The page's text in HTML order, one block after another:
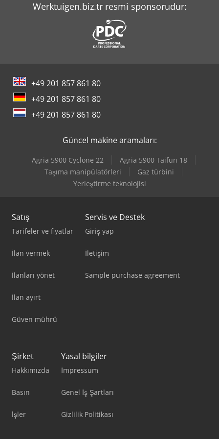
Linde L 10
Lissmac Sbm-L 1000 G1S2
Lissmac Sbm-M 1500 B2
Lns Tryton 112
Lvd Ppeb 400/61
Metallkraft Fsbm 1020-25 E
Okuma Genos L3000-E
Okuma Lt2000 Ex
Werktuigen.biz.tr resmi sponsorudur:
+49 201 857 861 80
+49 201 857 861 80
+49 201 857 861 80
Güncel makine aramaları:
Agria 5900 Cyclone 22
Agria 5900 Taifun 18
Taşıma manipülatörleri
Gaz türbini
Yerleştirme teknolojisi
Satış
Tarifeler ve fiyatlar
İlan vermek
İlanları yönet
İlan ayırt
Güven mührü
Servis ve Destek
Giriş yap
İletişim
Sample purchase agreement
Şirket
Hakkımızda
Basın
İşler
Yasal bilgiler
İmpressum
Genel İş Şartları
Gizlilik Politikası